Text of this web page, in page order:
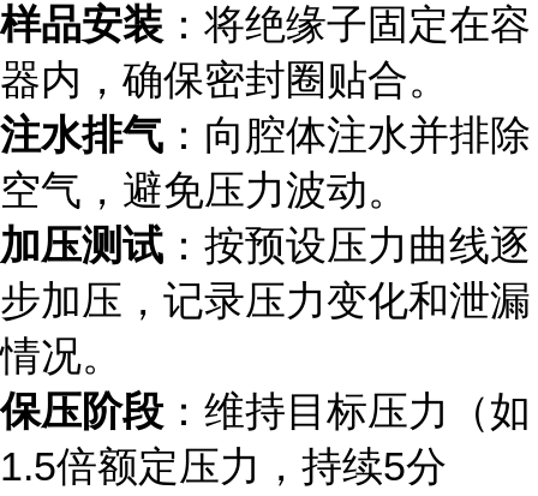
样品安装 ：将绝缘子固定在容
器内，确保密封圈贴合。
注水排气 ：向腔体注水并排除
空气，避免压力波动。
加压测试 ：按预设压力曲线逐
步加压，记录压力变化和泄漏
情况。
保压阶段 ：维持目标压力（如
1.5倍额定压力，持续5分